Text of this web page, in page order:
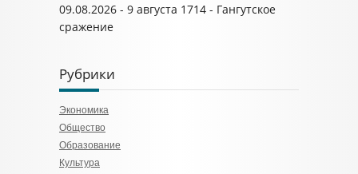
09.08.2026 - 9 августа 1714 - Гангутское
сражение
Рубрики
Экономика
Общество
Образование
Культура